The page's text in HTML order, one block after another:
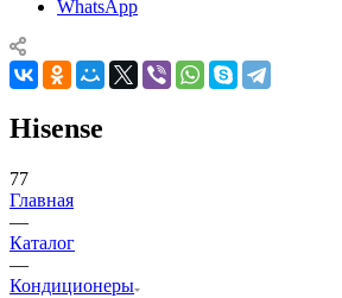
WhatsApp
Hisense
77
Главная
—
Каталог
—
Кондиционеры